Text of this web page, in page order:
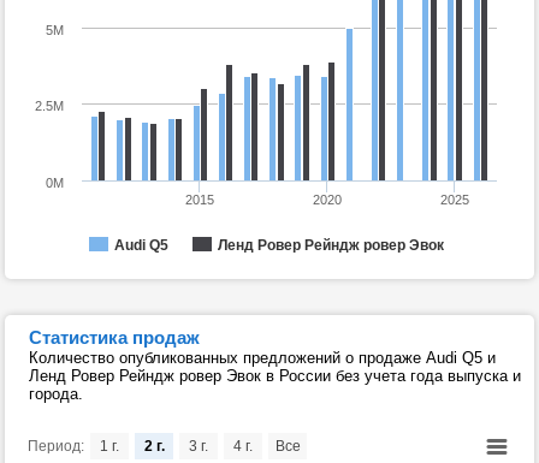
Audi Q5 Ленд Ровер Рейндж ровер Эвок
2015 2020 2025
0M
2.5M
5M
Статистика продаж
Количество опубликованных предложений о продаже Audi Q5 и
Ленд Ровер Рейндж ровер Эвок в России без учета года выпуска и
города.
Период: 1 г. 2 г. 3 г. 4 г. Все